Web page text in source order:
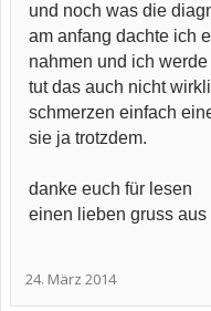
und noch was die
am anfang dachte ich
nahmen und ich
tut das auch nicht
schmerzen einfach
sie ja trotzdem.
danke euch für lesen
einen lieben gruss aus
24. März 2014